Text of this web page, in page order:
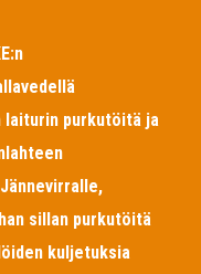
laiturin purkutöitä ja
sillan purkutöitä
kuljetuksia